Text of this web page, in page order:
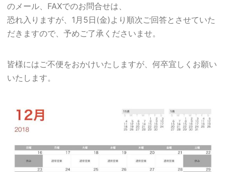
のメール、FAXでのお問合せは、
恐れ入りますが、1月5日(金)より順次ご回答とさせていた
だきますので、予めご了承くださいませ。
皆様にはご不便をおかけいたしますが、何卒宜しくお願い
いたします。